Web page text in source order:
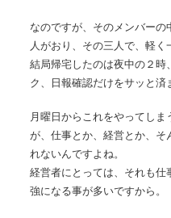
なのですが、そのメンバー
人がおり、その三人で、軽く
結局帰宅したのは夜中の２時
ク、日報確認だけをサッと済
月曜日からこれをやってし
が、仕事とか、経営とか、そ
れないんですよね。
経営者にとっては、それも
強になる事が多いですから。